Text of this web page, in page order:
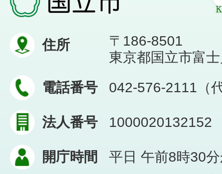
住所
〒186-8501
東京都国立市富
電話番号
042-576-2111（
法人番号 1000020132152
開庁時間 平日 午前8時30